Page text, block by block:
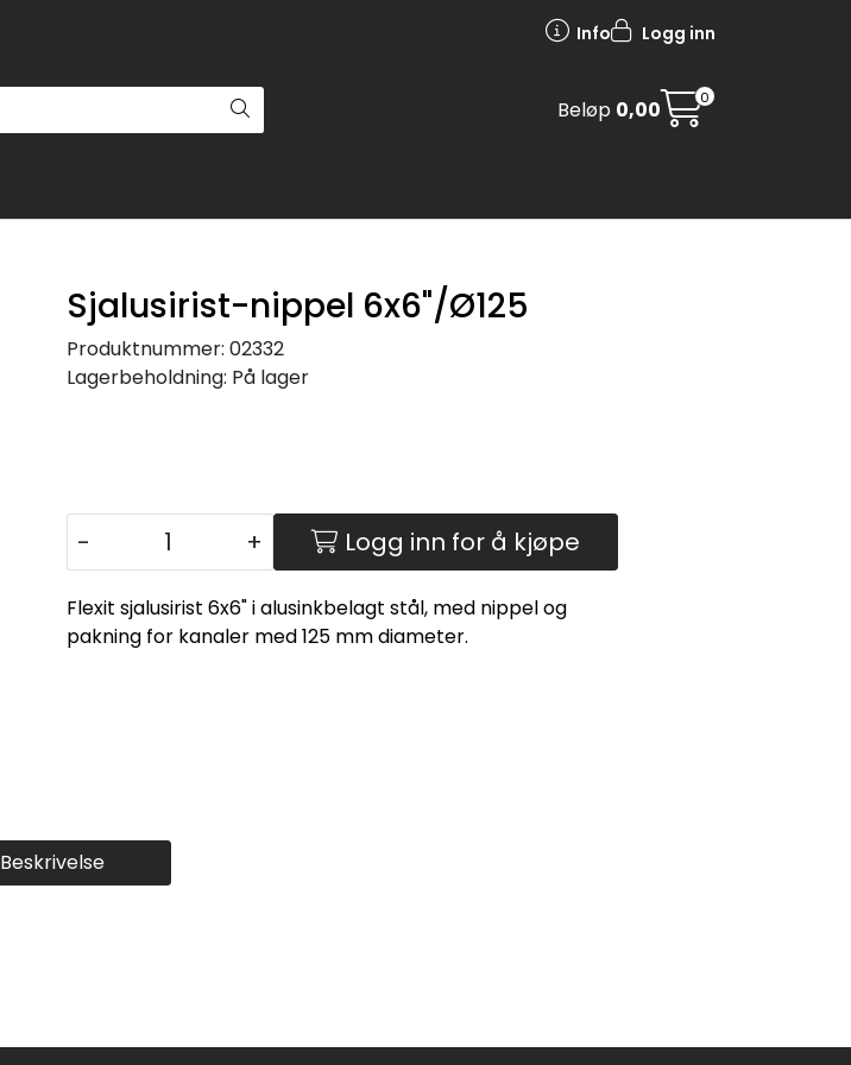
Info Logg inn
Beløp 0,00 0
Sjalusirist-nippel 6x6"/Ø125
Produktnummer: 02332
Lagerbeholdning: På lager
- + Logg inn for å kjøpe
Flexit sjalusirist 6x6" i alusinkbelagt stål, med nippel og
pakning for kanaler med 125 mm diameter.
Beskrivelse